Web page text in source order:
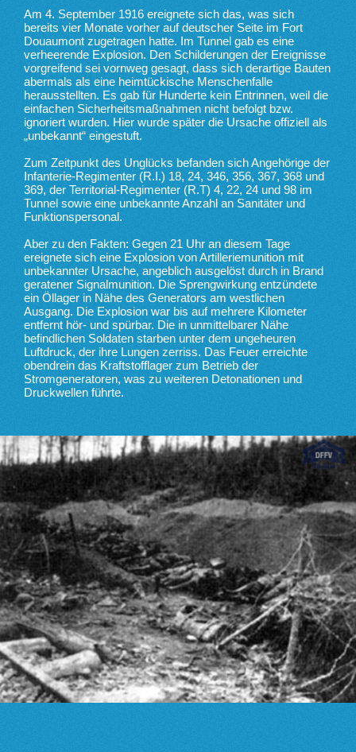
Am 4. September 1916 ereignete sich das, was sich
bereits vier Monate vorher auf deutscher Seite im Fort
Douaumont zugetragen hatte. Im Tunnel gab es eine
verheerende Explosion. Den Schilderungen der Ereignisse
vorgreifend sei vornweg gesagt, dass sich derartige Bauten
abermals als eine heimtückische Menschenfalle
herausstellten. Es gab für Hunderte kein Entrinnen, weil die
einfachen Sicherheitsmaßnahmen nicht befolgt bzw.
ignoriert wurden. Hier wurde später die Ursache offiziell als
„unbekannt“ eingestuft.
Zum Zeitpunkt des Unglücks befanden sich Angehörige der
Infanterie-Regimenter (R.I.) 18, 24, 346, 356, 367, 368 und
369, der Territorial-Regimenter (R.T) 4, 22, 24 und 98 im
Tunnel sowie eine unbekannte Anzahl an Sanitäter und
Funktionspersonal.
Aber zu den Fakten: Gegen 21 Uhr an diesem Tage
ereignete sich eine Explosion von Artilleriemunition mit
unbekannter Ursache, angeblich ausgelöst durch in Brand
geratener Signalmunition. Die Sprengwirkung entzündete
ein Öllager in Nähe des Generators am westlichen
Ausgang. Die Explosion war bis auf mehrere Kilometer
entfernt hör- und spürbar. Die in unmittelbarer Nähe
befindlichen Soldaten starben unter dem ungeheuren
Luftdruck, der ihre Lungen zerriss. Das Feuer erreichte
obendrein das Kraftstofflager zum Betrieb der
Stromgeneratoren, was zu weiteren Detonationen und
Druckwellen führte.